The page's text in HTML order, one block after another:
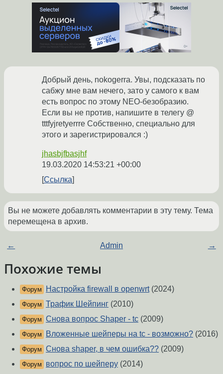
Добрый день, nokogerra. Увы, подсказать по
сабжу мне вам нечего, зато у самого к вам
есть вопрос по этому NEO-безобразию.
Если вы не против, напишите в телегу @
tttfyjretyerrre Собственно, специально для
этого и зарегистрировался :)
jhasbjfbasjhf
19.03.2020 14:53:21 +00:00
Ссылка
Вы не можете добавлять комментарии в эту тему. Тема
перемещена в архив.
← Admin →
Похожие темы
Форум Настройка firewall в openwrt(2024)
Форум Трафик Шейпинг (2010)
Форум Снова вопрос Shaper - tc (2009)
Форум Вложенные шейперы на tc - возможно? (2016)
Форум Снова shaper, в чем ошибка?? (2009)
Форум вопрос по шейперу (2014)